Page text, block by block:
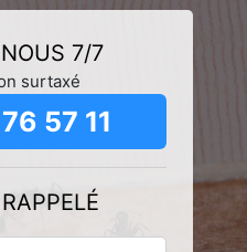
7/7
surtaxé
57 11